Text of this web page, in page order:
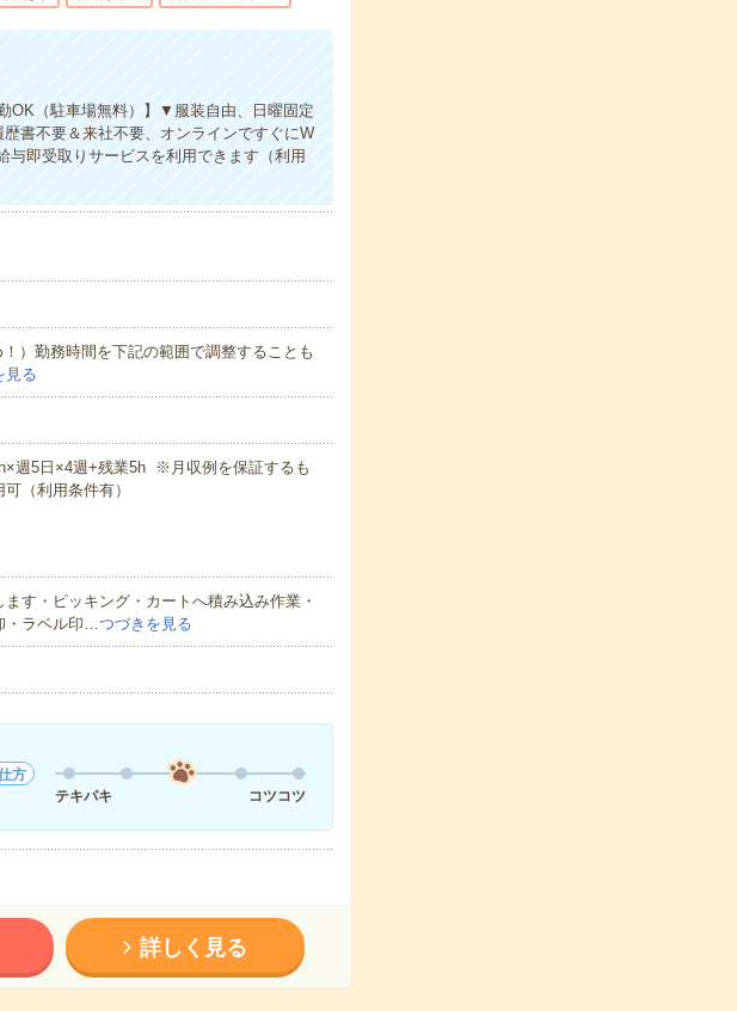
OK（駐車場無料）】▼服装自由、日曜固定
書不要＆来社不要、オンラインですぐにW
即受取りサービスを利用できます（利用
）勤務時間を下記の範囲で調整することも
見る
週5日×4週+残業5h ※月収例を保証するも
（利用条件有）
す・ピッキング・カートへ積み込み作業・
・ラベル印…つづきを見る
方
テキパキ
コツコツ
詳しく見る